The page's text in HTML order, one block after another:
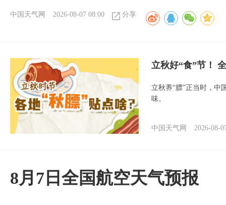
中国天气网 2026-08-07 08:00 分享
立秋好“食”节！
立秋养“膘”正当时，中
味。
中国天气网 2026-08-
8月7日全国航空天气预报